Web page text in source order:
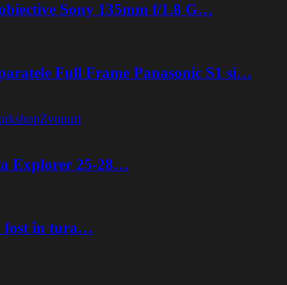
Sony 135mm f/1.8 G…
Full Frame Panasonic S1 si…
Zvonuri
Explorer 25-28…
fost în tura…